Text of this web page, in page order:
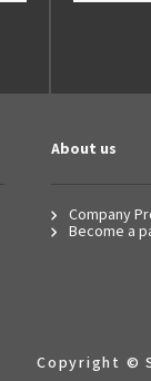
About us
Company
Become a
Copyright ©